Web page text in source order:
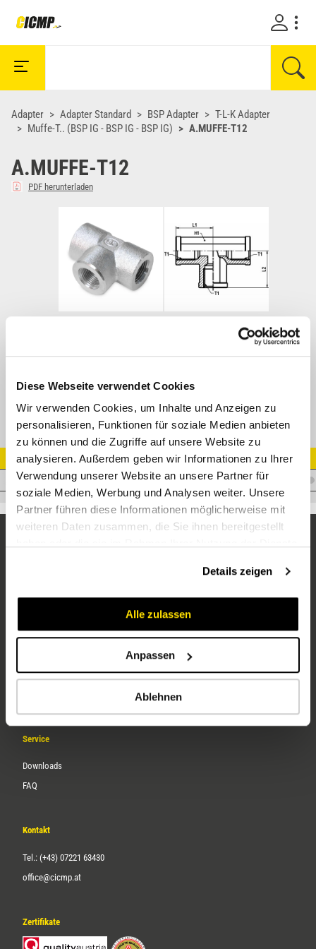
Diese Webseite verwendet Cookies
Wir verwenden Cookies, um Inhalte und Anzeigen zu
personalisieren, Funktionen für soziale Medien anbieten
zu können und die Zugriffe auf unsere Website zu
analysieren. Außerdem geben wir Informationen zu Ihrer
Verwendung unserer Website an unsere Partner für
soziale Medien, Werbung und Analysen weiter. Unsere
Partner führen diese Informationen möglicherweise mit
weiteren Daten zusammen, die Sie ihnen bereitgestellt
Details zeigen
Alle zulassen
Anpassen
Ablehnen
Adapter Adapter Standard BSP Adapter
T-L-K Adapter
Muffe-T.. (BSP IG - BSP IG - BSP IG)
A.MUFFE-T12
A.MUFFE-T12
PDF herunterladen
Artikel Nr.
A.MUFFE-T12
Über uns
Service
Downloads
FAQ
Kontakt
Tel.: (+43) 07221 63430
office@cicmp.at
Zertifikate